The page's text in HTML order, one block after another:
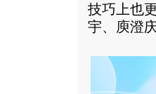
技巧上也
宇、庾澄